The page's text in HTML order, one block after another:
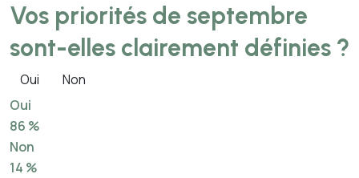
Vos priorités de septembre
sont-elles clairement définies ?
Oui
Non
Oui
86 %
Non
14 %